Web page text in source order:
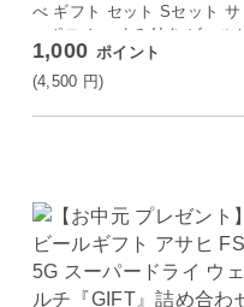
べ ギフト セット Sセット サ
ッポロ おつまみ付き ビールセ
ット 350ml×12缶『GIFT』詰
め合わせ
1,000 ポイント
(4,500 円)